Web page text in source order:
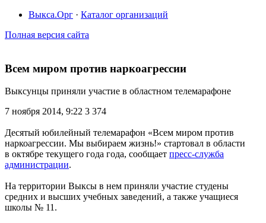
Выкса.Орг · Каталог организаций
Полная версия сайта
Всем миром против наркоагрессии
Выксунцы приняли участие в областном телемарафоне
7 ноября 2014, 9:22 3 374
Десятый юбилейный телемарафон «Всем миром против
наркоагрессии. Мы выбираем жизнь!» стартовал в области
в октябре текущего года года, сообщает пресс-служба
администрации.
На территории Выксы в нем приняли участие студены
средних и высших учебных заведений, а также учащиеся
школы № 11.